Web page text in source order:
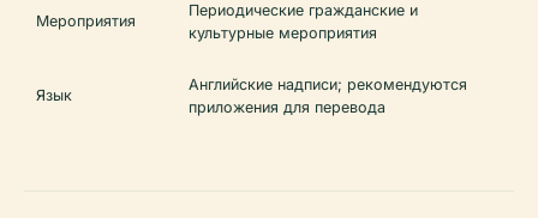
Мероприятия
Периодические гражданские и
культурные мероприятия
Язык
Английские надписи; рекомендуются
приложения для перевода